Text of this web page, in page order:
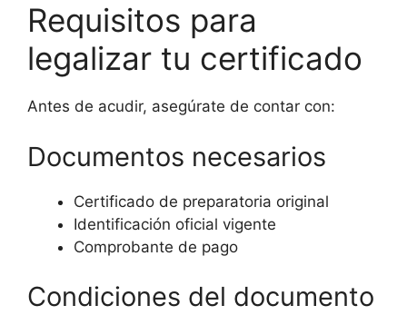
Requisitos para
legalizar tu certificado
Antes de acudir, asegúrate de contar con:
Documentos necesarios
Certificado de preparatoria original
Identificación oficial vigente
Comprobante de pago
Condiciones del documento